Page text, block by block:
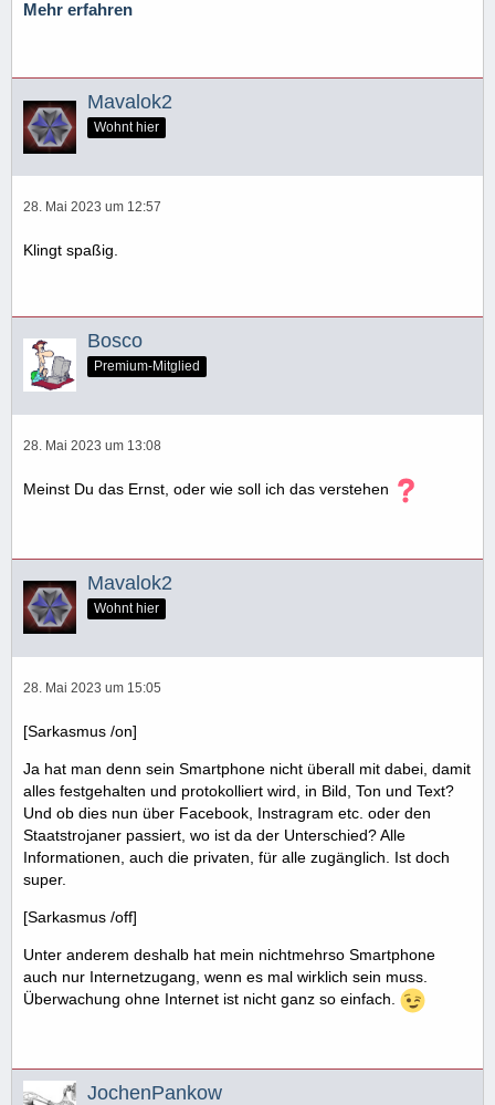
Mehr erfahren
Mavalok2
Wohnt hier
28. Mai 2023 um 12:57
Klingt spaßig.
Bosco
Premium-Mitglied
28. Mai 2023 um 13:08
Meinst Du das Ernst, oder wie soll ich das verstehen
Mavalok2
Wohnt hier
28. Mai 2023 um 15:05
[Sarkasmus /on]
Ja hat man denn sein Smartphone nicht überall mit dabei, damit
alles festgehalten und protokolliert wird, in Bild, Ton und Text?
Und ob dies nun über Facebook, Instragram etc. oder den
Staatstrojaner passiert, wo ist da der Unterschied? Alle
Informationen, auch die privaten, für alle zugänglich. Ist doch
super.
[Sarkasmus /off]
Unter anderem deshalb hat mein nichtmehrso Smartphone
auch nur Internetzugang, wenn es mal wirklich sein muss.
Überwachung ohne Internet ist nicht ganz so einfach.
JochenPankow